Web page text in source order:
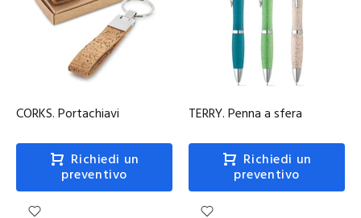
CORKS. Portachiavi
Richiedi un
preventivo
TERRY. Penna a sfera
Richiedi un
preventivo